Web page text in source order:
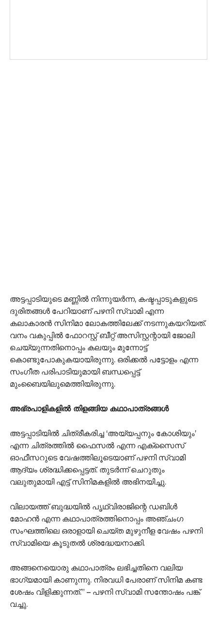
അട്ടപ്പാടിയുടെ മണ്ണിൽ നിന്നുയർന്ന, കഷ്ടപ്പാടുകളുടെ
ദുരിതങ്ങൾ പേറിയാണ് പഴനി സ്വാമി എന്ന
കലാകാരൻ സിനിമാ ലോകത്തിലേക്ക് നടന്നുകയറിയത്.
വനം വകുപ്പിൽ ഫോറസ്റ്റ് ബീറ്റ് അസിസ്റ്റന്റായി ജോലി
ചെയ്യുന്നതിനൊപ്പം കലയും മുന്നോട്ട്
കൊണ്ടുപോകുകയായിരുന്നു. ഒരിക്കൽ പട്ടോളം എന്ന
സംഗീത പരിപാടിയുമായി ബന്ധപ്പെട്ട്
മുംബൈയിലുമെത്തിയിരുന്നു.
അഭ്രപാളികളിൽ തിളങ്ങിയ കഥാപാത്രങ്ങൾ
അട്ടപ്പാടിയിൽ ചിത്രീകരിച്ച ‘അയ്യപ്പനും കോശിയും’
എന്ന ചിത്രത്തിൽ ഫൈസൽ എന്ന എക്‌സൈസ്
ഓഫീസറുടെ വേഷത്തിലൂടെയാണ് പഴനി സ്വാമി
ആദ്യം ശ്രദ്ധിക്കപ്പെട്ടത്. തുടർന്ന് ചെറുതും
വലുതുമായി എട്ട് സിനിമകളിൽ അഭിനയിച്ചു.
വിലായത്ത് ബുദ്ധയിൽ പൃഥ്വിരാജിന്റെ ഡബിള്‍
മോഹന്‍ എന്ന കഥാപാത്രത്തിനൊപ്പം അഞ്ചംഗ
സംഘത്തിലെ ഒരാളായി ചെയ്ത മുഴുനീള വേഷം പഴനി
സ്വാമിയെ കൂടുതൽ ശ്രദ്ധേയനാക്കി.
അങ്ങനെയൊരു കഥാപാത്രം ലഭിച്ചതിനെ വലിയ
ഭാഗ്യമായി കാണുന്നു. നിരവധി പേരാണ് സിനിമ കണ്ട
ശേഷം വിളിക്കുന്നത്.” – പഴനി സ്വാമി സന്തോഷം പങ്ക്
വച്ചു.